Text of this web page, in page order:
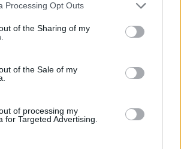
Processing Opt Outs
of the Sharing of my
of the Sale of my
of processing my
for Targeted Advertising.
θα έδινα τη ζωή μου
στη Λένα
13:32